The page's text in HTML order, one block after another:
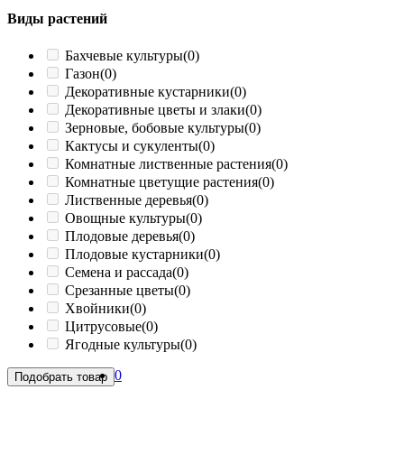
Виды растений
Бахчевые культуры(0)
Газон(0)
Декоративные кустарники(0)
Декоративные цветы и злаки(0)
Зерновые, бобовые культуры(0)
Кактусы и сукуленты(0)
Комнатные лиственные растения(0)
Комнатные цветущие растения(0)
Лиственные деревья(0)
Овощные культуры(0)
Плодовые деревья(0)
Плодовые кустарники(0)
Семена и рассада(0)
Срезанные цветы(0)
Хвойники(0)
Цитрусовые(0)
Ягодные культуры(0)
Подобрать товар 0